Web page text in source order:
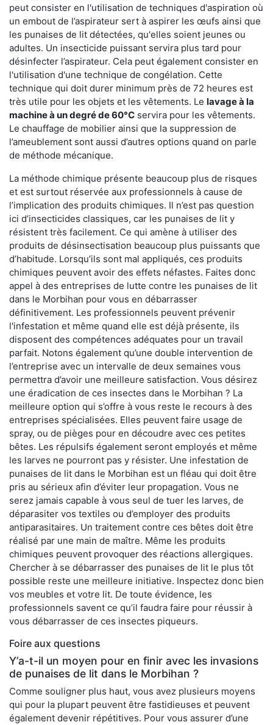
peut consister en l'utilisation de techniques d'aspiration où
un embout de l’aspirateur sert à aspirer les œufs ainsi que
les punaises de lit détectées, qu'elles soient jeunes ou
adultes. Un insecticide puissant servira plus tard pour
désinfecter l’aspirateur. Cela peut également consister en
l'utilisation d'une technique de congélation. Cette
technique qui doit durer minimum près de 72 heures est
très utile pour les objets et les vêtements. Le lavage à la
machine à un degré de 60°C servira pour les vêtements.
Le chauffage de mobilier ainsi que la suppression de
l’ameublement sont aussi d’autres options quand on parle
de méthode mécanique.
La méthode chimique présente beaucoup plus de risques
et est surtout réservée aux professionnels à cause de
l’implication des produits chimiques. Il n’est pas question
ici d’insecticides classiques, car les punaises de lit y
résistent très facilement. Ce qui amène à utiliser des
produits de désinsectisation beaucoup plus puissants que
d’habitude. Lorsqu’ils sont mal appliqués, ces produits
chimiques peuvent avoir des effets néfastes. Faites donc
appel à des entreprises de lutte contre les punaises de lit
dans le Morbihan pour vous en débarrasser
définitivement. Les professionnels peuvent prévenir
l'infestation et même quand elle est déjà présente, ils
disposent des compétences adéquates pour un travail
parfait. Notons également qu’une double intervention de
l’entreprise avec un intervalle de deux semaines vous
permettra d’avoir une meilleure satisfaction. Vous désirez
une éradication de ces insectes dans le Morbihan ? La
meilleure option qui s’offre à vous reste le recours à des
entreprises spécialisées. Elles peuvent faire usage de
spray, ou de pièges pour en découdre avec ces petites
bêtes. Les répulsifs également seront employés et même
les larves ne pourront pas y résister. Une infestation de
punaises de lit dans le Morbihan est un fléau qui doit être
pris au sérieux afin d’éviter leur propagation. Vous ne
serez jamais capable à vous seul de tuer les larves, de
déparasiter vos textiles ou d’employer des produits
antiparasitaires. Un traitement contre ces bêtes doit être
réalisé par une main de maître. Même les produits
chimiques peuvent provoquer des réactions allergiques.
Chercher à se débarrasser des punaises de lit le plus tôt
possible reste une meilleure initiative. Inspectez donc bien
vos meubles et votre lit. De toute évidence, les
professionnels savent ce qu’il faudra faire pour réussir à
vous débarrasser de ces insectes piqueurs.
Foire aux questions
Y’a-t-il un moyen pour en finir avec les invasions
de punaises de lit dans le Morbihan ?
Comme souligner plus haut, vous avez plusieurs moyens
qui pour la plupart peuvent être fastidieuses et peuvent
également devenir répétitives. Pour vous assurer d’une